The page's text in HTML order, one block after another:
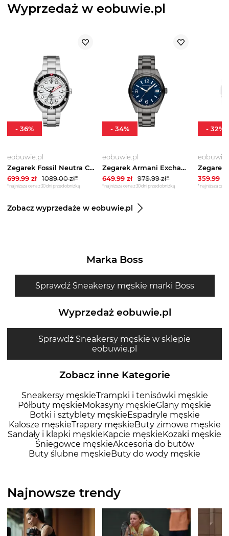
Wyprzedaż w eobuwie.pl
eobuwie.pl
Zegarek Fossil Neutra Chrono FS6063 Brązowy
699.99 zł 1089.00zł*
*najniższa cena z 30 dni przed obniżką
- 36%
eobuwie.pl
Zegarek Armani Exchange Kilian AX1421 Szary
649.99 zł 979.99zł*
*najniższa cena z 30 dni przed obniżką
-34%
359.99zł
*najniższa cena
- 32%
Zobacz wyprzedaże w eobuwie.pl
Marka Boss
Sprawdź Sneakersy męskie marki Boss
Wyprzedaż eobuwie.pl
Sprawdź Sneakersy męskie w sklepie
eobuwie.pl
Zobacz inne Kategorie
Sneakersy męskieTrampki i tenisówki męskie
Półbuty męskie Mokasyny męskieGlany męskie
Botki i sztyblety męskie Espadryle męskie
Kalosze męskieTrapery męskie Buty zimowe męskie
Sandały i klapki męskie Kapcie męskie Kozaki męskie
Śniegowce męskieAkcesoria do butów
Buty ślubne męskie Buty do wody męskie
Najnowsze trendy